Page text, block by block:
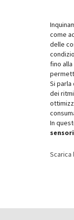
come
delle
fino
Si
dei
In
sensori
Scarica